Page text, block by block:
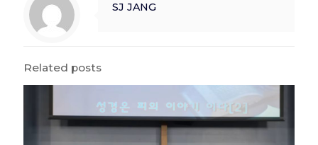
SJ JANG
Related posts